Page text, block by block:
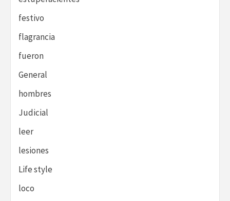
festivo
flagrancia
fueron
General
hombres
Judicial
leer
lesiones
Life style
loco